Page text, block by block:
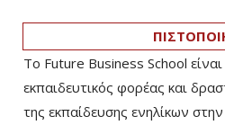
Το Future Business School
εκπαιδευτικός φορέας και
της εκπαίδευσης ενηλίκων